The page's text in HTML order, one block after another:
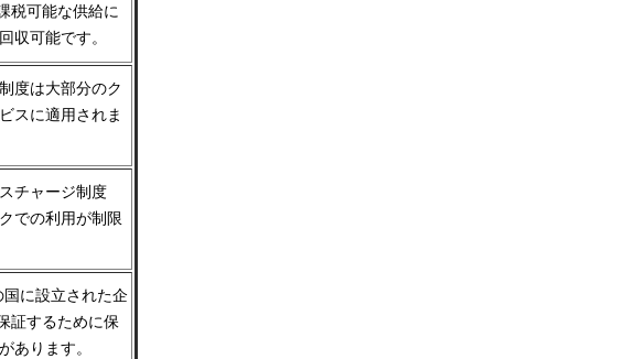
税可能な供給に
収可能です。
度は大部分のク
スに適用されま
チャージ制度
での利用が制限
国に設立された企
証するために保
あります。